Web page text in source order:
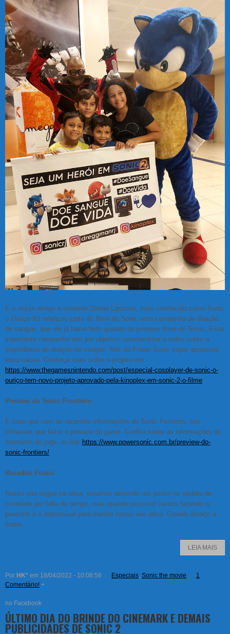
E o nosso amigo e visitante Daniel Larussio, mais conhecido como Sonic
o Ouriço RJ relançou junto do filme do Sonic uma campanha de doação
de sangue, que ele já havia feito quando do primeiro filme do Sonic. Essa
importante campanha tem por objetivo conscientizar a todos sobre a
importância da doação de sangue. Nós da Power Sonic super apoiamos
essa causa. Conheça mais sobre o projeto em
https://www.thegamesnintendo.com/post/especial-cosplayer-de-sonic-o-
ouriço-tem-novo-projeto-aprovado-pela-kinoplex-em-sonic-2-o-filme
Preview de Sonic Frontiers
É claro que com as recentes informações do Sonic Frontiers, nós
tínhamos que fazer o preview do game. Confira todas as informações do
momento do jogo, no link https://www.powersonic.com.br/preview-do-
sonic-frontiers/
Recados Finais
Nosso site segue na ativa, estamos devendo um pouco no update de
conteúdo por falta de tempo, mas quando possível vamos fazendo o
possível e o impossível para manter nosso site ativo. Grande abraço a
todos.
LEIA MAIS
Por HK° em 18/04/2022 - 10:08:56 Especiais, Sonic the movie
1
Comentário! +
no Facebook
ÚLTIMO DIA DO BRINDE DO CINEMARK E DEMAIS
PUBLICIDADES DE SONIC 2